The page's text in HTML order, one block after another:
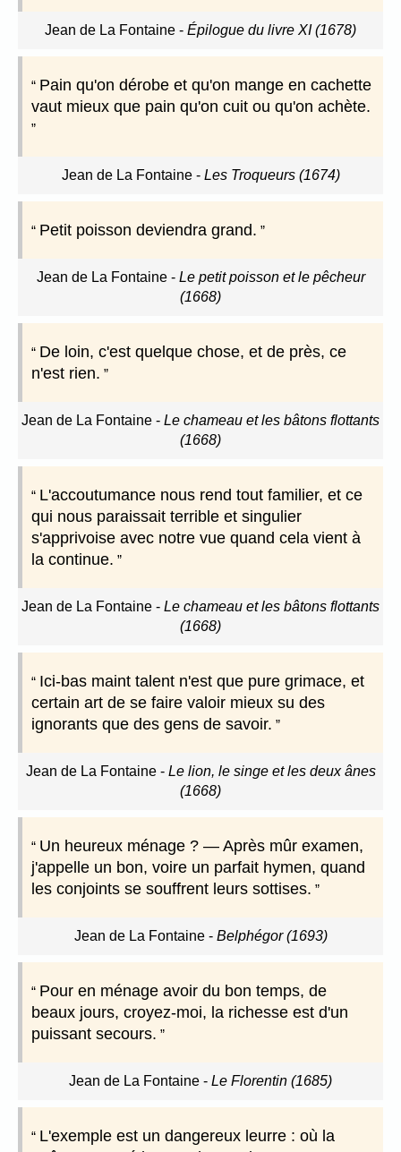
Jean de La Fontaine - Épilogue du livre XI (1678)
Pain qu'on dérobe et qu'on mange en cachette
vaut mieux que pain qu'on cuit ou qu'on achète.
Jean de La Fontaine- Les Troqueurs (1674)
Petit poisson deviendra grand.
Jean de La Fontaine- Le petit poisson et le pêcheur
(1668)
De loin, c'est quelque chose, et de près, ce
n'est rien.
Jean de La Fontaine - Le chameau et les bâtons flottants
(1668)
L'accoutumance nous rend tout familier, et ce
qui nous paraissait terrible et singulier
s'apprivoise avec notre vue quand cela vient à
la continue.
Jean de La Fontaine - Le chameau et les bâtons flottants
(1668)
Ici-bas maint talent n'est que pure grimace, et
certain art de se faire valoir mieux su des
ignorants que des gens de savoir.
Jean de La Fontaine- Le lion, le singe et les deux ânes
(1668)
Un heureux ménage ? — Après mûr examen,
j'appelle un bon, voire un parfait hymen, quand
les conjoints se souffrent leurs sottises.
Jean de La Fontaine- Belphégor (1693)
Pour en ménage avoir du bon temps, de
beaux jours, croyez-moi, la richesse est d'un
puissant secours.
Jean de La Fontaine - Le Florentin (1685)
L'exemple est un dangereux leurre : où la